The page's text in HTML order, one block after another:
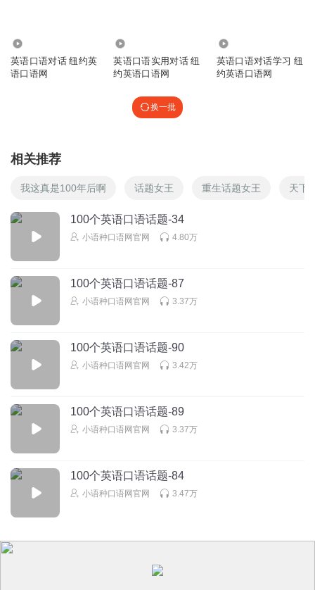
英语口语对话 纽约英
语口语网
英语口语实用对话 纽
约英语口语网
英语口语对话学习 纽
约英语口语网
换一批
相关推荐
我这真是100年后啊 话题女王 重生话题女王 天下
100个英语口语话题-34
小语种口语网官网 4.80万
100个英语口语话题-87
小语种口语网官网 3.37万
100个英语口语话题-90
小语种口语网官网 3.42万
100个英语口语话题-89
小语种口语网官网 3.37万
100个英语口语话题-84
小语种口语网官网 3.47万